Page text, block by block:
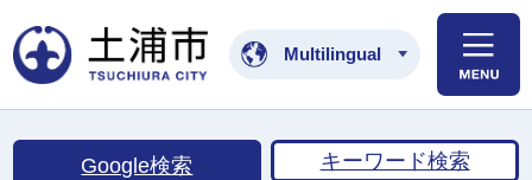
土浦市公式ホームペ
Multilingual
Google検索 キーワード検索